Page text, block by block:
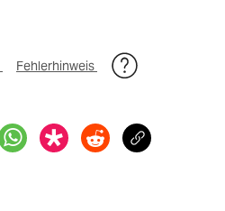
Fehlerhinweis